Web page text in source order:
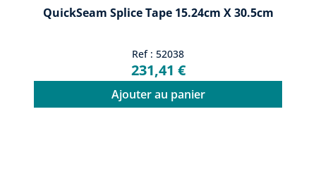
QuickSeam Splice Tape 15.24cm X 30.5cm
Ref : 52038
231,41 €
Ajouter au panier